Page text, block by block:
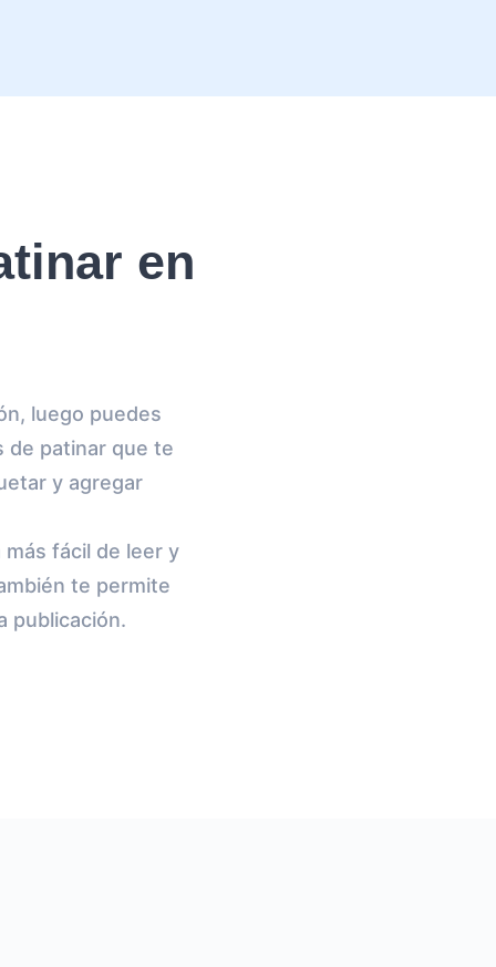
en
luego puedes
de patinar que te
y agregar
fácil de leer y
te permite
publicación.